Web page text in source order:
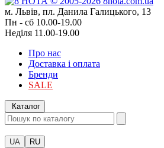
м. Львів, пл. Данила Галицького, 13
Пн - сб 10.00-19.00
Неділя 11.00-19.00
Про нас
Доставка і оплата
Бренди
SALE
Каталог
UA RU